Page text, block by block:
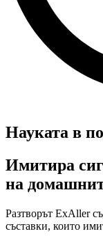
Науката в
Имитира
на
Разтворът ExAller
съставки, които